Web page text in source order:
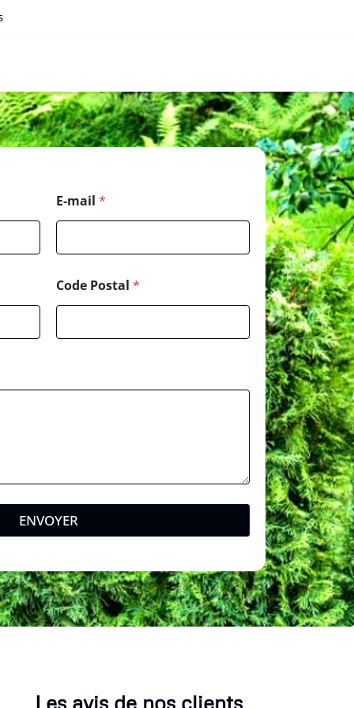
E-mail *
Code Postal *
ENVOYER
Les avis de nos clients